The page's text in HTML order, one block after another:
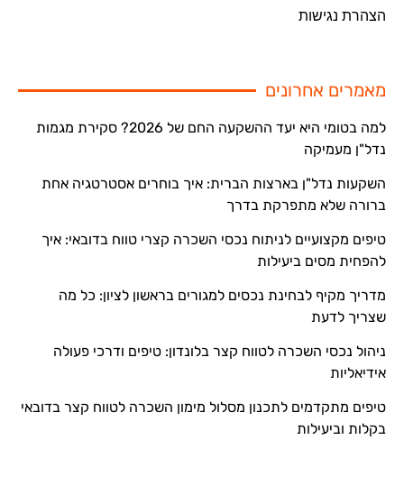
הצהרת נגישות
מאמרים אחרונים
למה בטומי היא יעד ההשקעה החם של 2026? סקירת מגמות
נדל"ן מעמיקה
השקעות נדל"ן בארצות הברית: איך בוחרים אסטרטגיה אחת
ברורה שלא מתפרקת בדרך
טיפים מקצועיים לניתוח נכסי השכרה קצרי טווח בדובאי: איך
להפחית מסים ביעילות
מדריך מקיף לבחינת נכסים למגורים בראשון לציון: כל מה
שצריך לדעת
ניהול נכסי השכרה לטווח קצר בלונדון: טיפים ודרכי פעולה
אידיאליות
טיפים מתקדמים לתכנון מסלול מימון השכרה לטווח קצר בדובאי
בקלות וביעילות